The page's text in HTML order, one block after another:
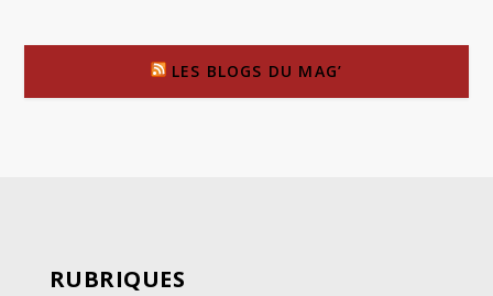
LES BLOGS DU MAG’
RUBRIQUES